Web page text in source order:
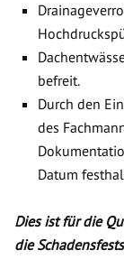
befreit.
Durch den
des
Datum
Dies ist für die
die